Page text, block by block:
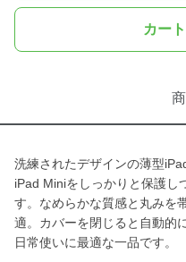
カー
洗練されたデザインの薄型
iPad Miniをしっかりと保護し
す。なめらかな質感と丸みを
適。カバーを閉じると自動的
日常使いに最適な一品です。